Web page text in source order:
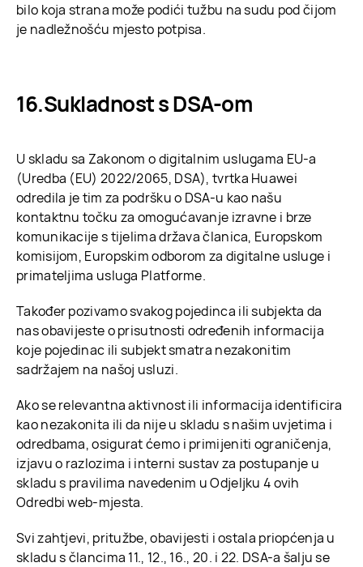
bilo koja strana može podići tužbu na sudu pod čijom
je nadležnošću mjesto potpisa.
Sukladnost s DSA-om
U skladu sa Zakonom o digitalnim uslugama EU-a
(Uredba (EU) 2022/2065, DSA), tvrtka Huawei
odredila je tim za podršku o DSA-u kao našu
kontaktnu točku za omogućavanje izravne i brze
komunikacije s tijelima država članica, Europskom
komisijom, Europskim odborom za digitalne usluge i
primateljima usluga Platforme.
Također pozivamo svakog pojedinca ili subjekta da
nas obavijeste o prisutnosti određenih informacija
koje pojedinac ili subjekt smatra nezakonitim
sadržajem na našoj usluzi.
Ako se relevantna aktivnost ili informacija identificira
kao nezakonita ili da nije u skladu s našim uvjetima i
odredbama, osigurat ćemo i primijeniti ograničenja,
izjavu o razlozima i interni sustav za postupanje u
skladu s pravilima navedenim u Odjeljku 4 ovih
Odredbi web-mjesta.
Svi zahtjevi, pritužbe, obavijesti i ostala priopćenja u
skladu s člancima 11., 12., 16., 20. i 22. DSA-a šalju se